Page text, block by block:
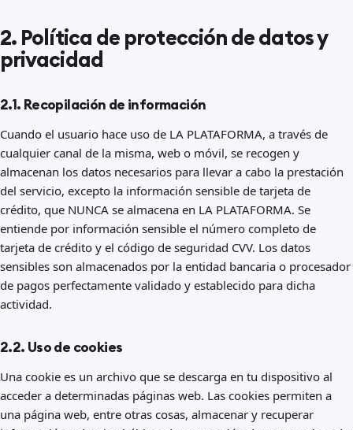
2. Política de protección de datos y
privacidad
2.1. Recopilación de información
Cuando el usuario hace uso de LA PLATAFORMA, a través de
cualquier canal de la misma, web o móvil, se recogen y
almacenan los datos necesarios para llevar a cabo la prestación
del servicio, excepto la información sensible de tarjeta de
crédito, que NUNCA se almacena en LA PLATAFORMA. Se
entiende por información sensible el número completo de
tarjeta de crédito y el código de seguridad CVV. Los datos
sensibles son almacenados por la entidad bancaria o procesador
de pagos perfectamente validado y establecido para dicha
actividad.
2.2. Uso de cookies
Una cookie es un archivo que se descarga en tu dispositivo al
acceder a determinadas páginas web. Las cookies permiten a
una página web, entre otras cosas, almacenar y recuperar